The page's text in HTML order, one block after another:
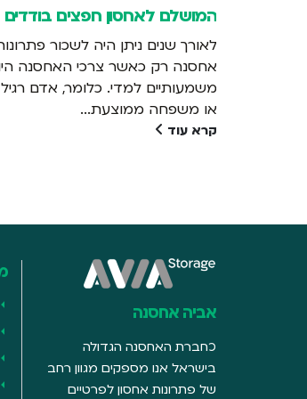
תכולת דירה?
מחפשים פתרון אמין לאחסון תכולת
הדירה שלכם? הבחירה בחברת
אחסנה היא לא החלטה טכנית
אלא החלטה שמשפיעה ישירות על...
קרא עוד
אביה אחסנה
כחברת האחסנה הגדולה
בישראל אנו מספקים מגוון רחב
של פתרונות אחסון לפרטיים